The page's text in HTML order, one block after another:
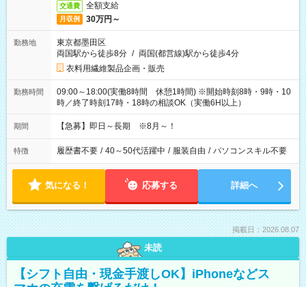
交通費 全額支給
月収例 30万円～
勤務地
東京都墨田区
両国駅から徒歩8分 / 両国(都営線)駅から徒歩4分
衣料用繊維製品企画・販売
勤務時間
09:00～18:00(実働8時間 休憩1時間) ※開始時刻8時・9時・10
時／終了時刻17時・18時の相談OK（実働6H以上）
期間 【急募】即日～長期 ※8月～！
特徴 履歴書不要 / 40～50代活躍中 / 服装自由 / パソコンスキル不要
気になる！ 応募する 詳細へ
掲載日：2026.08.07
未読
【シフト自由・現金手渡しOK】iPhoneなどス